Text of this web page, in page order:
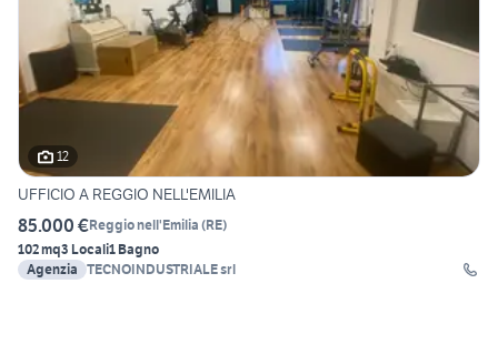
12
UFFICIO A REGGIO NELL'EMILIA
85.000 €Reggio nell'Emilia (RE)
102 mq3 Locali1 Bagno
Agenzia TECNOINDUSTRIALE srl